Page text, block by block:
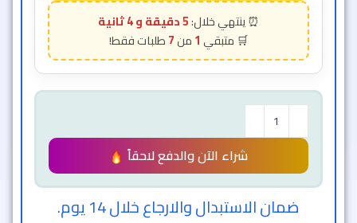
5 دقيقة و 2 ثانية
1
7
شراء الآن والدفع لاحقاً
ضمان الاستبدال والارجاع خلال 14 يوم.